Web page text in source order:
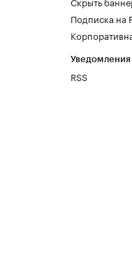
Подписка на
Уведомления
RSS